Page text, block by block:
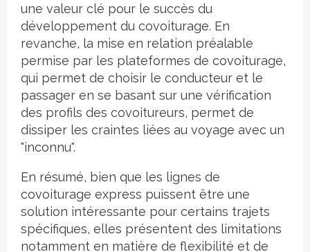
une valeur clé pour le succès du
développement du covoiturage. En
revanche, la mise en relation préalable
permise par les plateformes de covoiturage,
qui permet de choisir le conducteur et le
passager en se basant sur une vérification
des profils des covoitureurs, permet de
dissiper les craintes liées au voyage avec un
"inconnu".
En résumé, bien que les lignes de
covoiturage express puissent être une
solution intéressante pour certains trajets
spécifiques, elles présentent des limitations
notamment en matière de flexibilité et de